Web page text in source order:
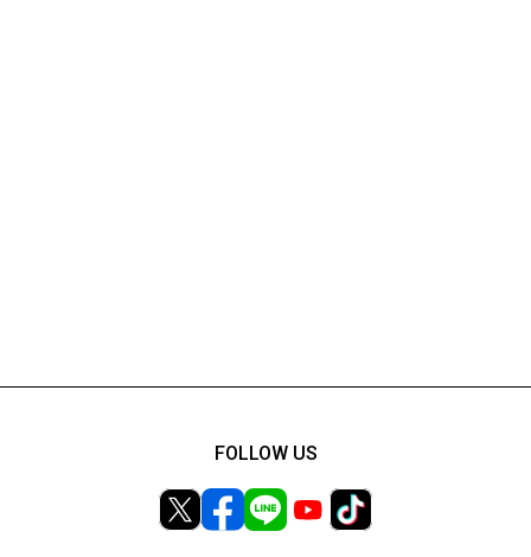
FOLLOW US